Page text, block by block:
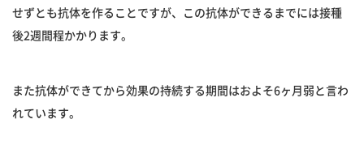
せずとも抗体を作ることですが、この抗体ができるまでには接種
後2週間程かかります。
また抗体ができてから効果の持続する期間はおよそ6ヶ月弱と言わ
れています。